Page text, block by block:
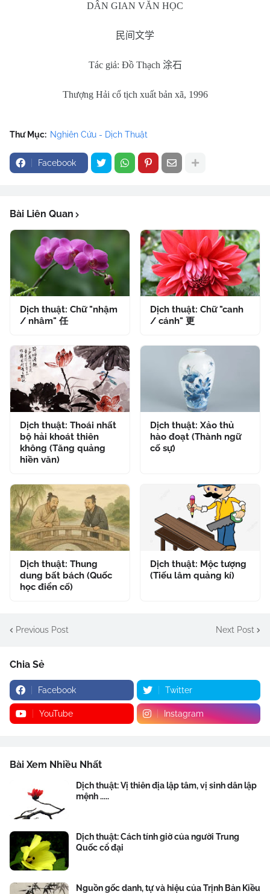
DÂN GIAN VĂN HỌC
民间文学
Tác giả: Đồ Thạch 涂石
Thượng Hải cổ tịch xuất bản xã, 1996
Thư Mục: Nghiên Cứu - Dịch Thuật
Facebook
Bài Liên Quan
Dịch thuật: Chữ "nhậm
/ nhâm" 任
Dịch thuật: Chữ "canh
/ cánh" 更
Dịch thuật: Thoái nhất
bộ hải khoát thiên
không (Tăng quảng
hiền văn)
Dịch thuật: Xảo thủ
hào đoạt (Thành ngữ
cố sự)
Dịch thuật: Thung
dung bất bách (Quốc
học điển cố)
Dịch thuật: Mộc tượng
(Tiếu lâm quảng kí)
Previous Post Next Post
Chia Sẻ
Facebook Twitter
YouTube Instagram
Bài Xem Nhiều Nhất
Dịch thuật: Vị thiên địa lập tâm, vị sinh dân lập
mệnh .....
Dịch thuật: Cách tính giờ của người Trung
Quốc cổ đại
Nguồn gốc danh, tự và hiệu của Trịnh Bản Kiều